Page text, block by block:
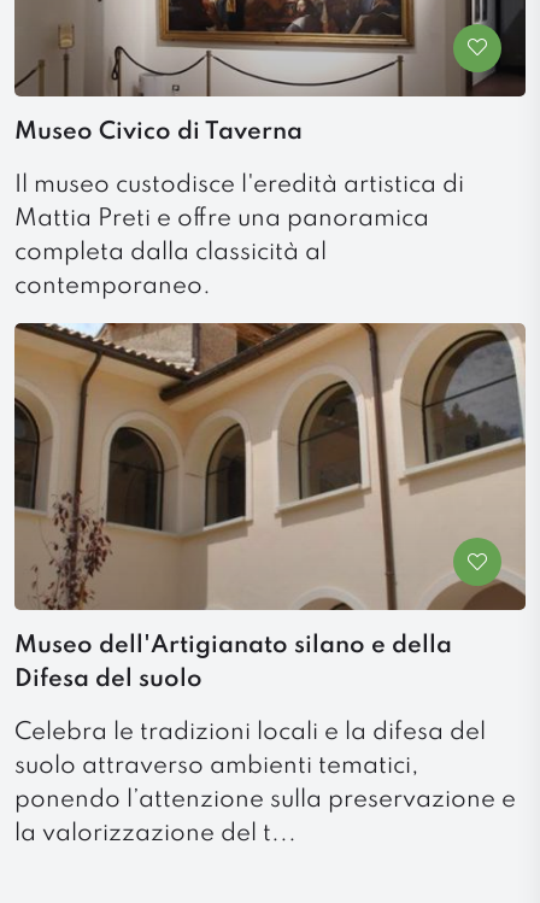
Museo Civico di Taverna
Il museo custodisce l'eredità artistica di
Mattia Preti e offre una panoramica
completa dalla classicità al
contemporaneo.
Museo dell'Artigianato silano e della
Difesa del suolo
Celebra le tradizioni locali e la difesa del
suolo attraverso ambienti tematici,
ponendo l’attenzione sulla preservazione e
la valorizzazione del t...